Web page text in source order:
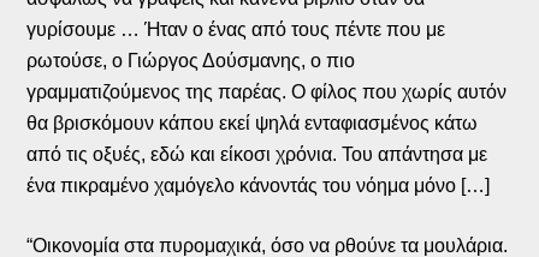
γυρίσουμε … Ήταν ο ένας από τους πέντε που με
ρωτούσε, ο Γιώργος Δούσμανης, ο πιο
γραμματιζούμενος της παρέας. Ο φίλος που χωρίς αυτόν
θα βρισκόμουν κάπου εκεί ψηλά ενταφιασμένος κάτω
από τις οξυές, εδώ και είκοσι χρόνια. Του απάντησα με
ένα πικραμένο χαμόγελο κάνοντάς του νόημα μόνο […]
“Οικονομία στα πυρομαχικά, όσο να ρθούνε τα μουλάρια.